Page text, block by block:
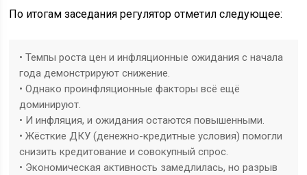
По итогам заседания регулятор отметил следующее:
• Темпы роста цен и инфляционные ожидания с начала
года демонстрируют снижение.
• Однако проинфляционные факторы всё ещё
доминируют.
• И инфляция, и ожидания остаются повышенными.
• Жёсткие ДКУ (денежно-кредитные условия) помогли
снизить кредитование и совокупный спрос.
• Экономическая активность замедлилась, но разрыв